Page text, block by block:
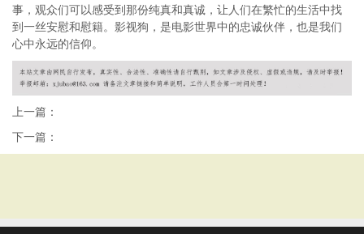
事，观众们可以感受到那份纯真和真诚，让人们在繁忙的生活中找
到一丝安慰和慰籍。影视狗，是电影世界中的忠诚伙伴，也是我们
心中永远的信仰。
上一篇：
下一篇：